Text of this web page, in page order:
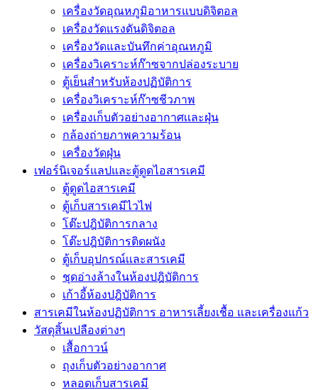
เครื่องวัดอุณหภูมิอาหารแบบดิจิตอล
เครื่องวัดแรงดันดิจิตอล
เครื่องวัดและบันทึกค่าอุณหภูมิ
เครื่องวิเคราะห์ก๊าซจากปล่องระบาย
ตู้เย็นสำหรับห้องปฏิบัติการ
เครื่องวิเคราะห์ก๊าซชีวภาพ
เครื่องเก็บตัวอย่างอากาศเเละฝุ่น
กล้องถ่ายภาพความร้อน
เครื่องวัดฝุ่น
เฟอร์นิเจอร์แลปและตู้ดูดไอสารเคมี
ตู้ดูดไอสารเคมี
ตู้เก็บสารเคมีไวไฟ
โต๊ะปฎิบัติการกลาง
โต๊ะปฎิบัติการติดผนัง
ตู้เก็บอุปกรณ์เเละสารเคมี
ชุดอ่างล้างในห้องปฎิบัติการ
เก้าอี้ห้องปฎิบัติการ
สารเคมีในห้องปฏิบัติการ อาหารเลี้ยงเชื้อ และเครื่องแก้ว
วัสดุสิ้นเปลืองต่างๆ
เสื้อกาวน์
ถุงเก็บตัวอย่างอากาศ
หลอดเก็บสารเคมี